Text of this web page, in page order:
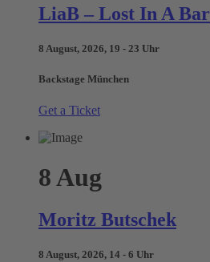
LiaB – Lost In A Bar
8 August, 2026, 19 - 23 Uhr
Backstage München
Get a Ticket
8 Aug
Moritz Butschek
8 August, 2026, 14 - 6 Uhr